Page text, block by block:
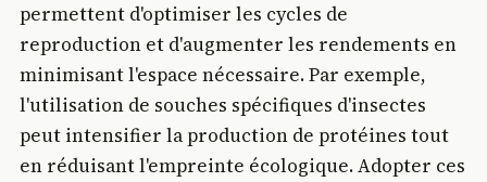
permettent d'optimiser les cycles de
reproduction et d'augmenter les rendements en
minimisant l'espace nécessaire. Par exemple,
l'utilisation de souches spécifiques d'insectes
peut intensifier la production de protéines tout
en réduisant l'empreinte écologique. Adopter ces